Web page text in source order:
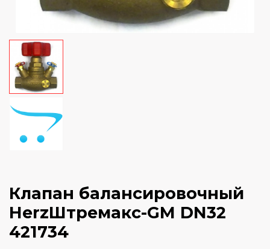
Клапан балансировочный
HerzШтремакс-GM DN32
421734